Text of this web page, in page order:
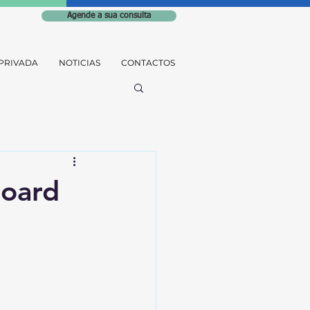
Agende a sua consulta
NOTICIAS CONTACTOS